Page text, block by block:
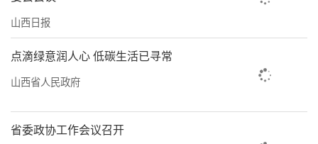
山西日报
点滴绿意润人心 低碳生活已寻常
山西省人民政府
省委政协工作会议召开